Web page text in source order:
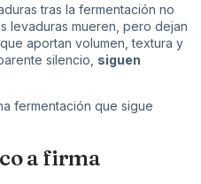
tras la fermentación no
levaduras mueren, pero dejan
aportan volumen, textura y
silencio, siguen
fermentación que sigue
a firma